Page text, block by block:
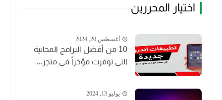
اختيار المحررين
أغسطس 20, 2024
10 من أفضل البرامج المجانية
التي توفرت مؤخراً في متجر...
يوليو 13, 2024